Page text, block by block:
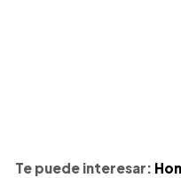
Te puede interesar: